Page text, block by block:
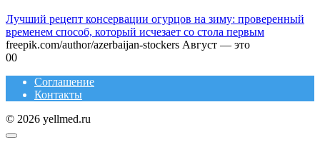
Лучший рецепт консервации огурцов на зиму: проверенный
временем способ, который исчезает со стола первым
freepik.com/author/azerbaijan-stockers Август — это
00
Соглашение
Контакты
© 2026 yellmed.ru